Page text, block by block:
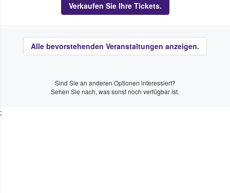
Verkaufen Sie Ihre Tickets.
Alle bevorstehenden Veranstaltungen anzeigen.
Sind Sie an anderen Optionen interessiert?
Sehen Sie nach, was sonst noch verfügbar ist.
;